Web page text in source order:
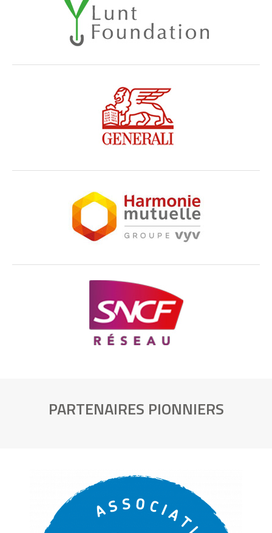
PARTENAIRES PIONNIERS